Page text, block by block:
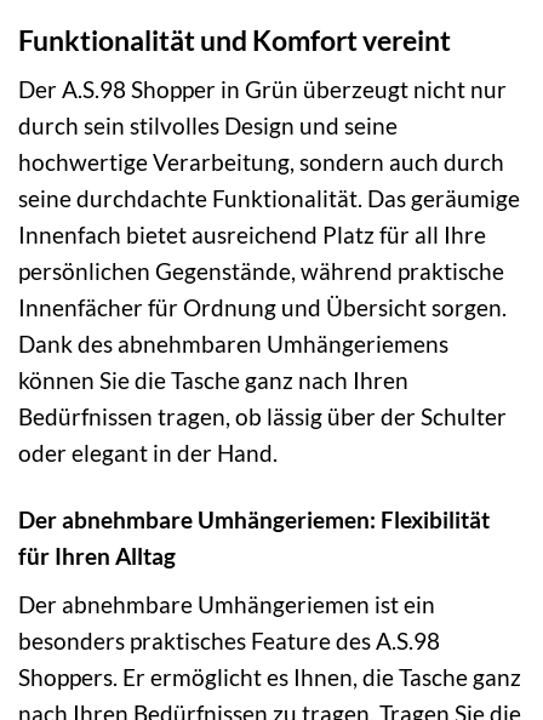
Funktionalität und Komfort vereint
Der A.S.98 Shopper in Grün überzeugt nicht nur
durch sein stilvolles Design und seine
hochwertige Verarbeitung, sondern auch durch
seine durchdachte Funktionalität. Das geräumige
Innenfach bietet ausreichend Platz für all Ihre
persönlichen Gegenstände, während praktische
Innenfächer für Ordnung und Übersicht sorgen.
Dank des abnehmbaren Umhängeriemens
können Sie die Tasche ganz nach Ihren
Bedürfnissen tragen, ob lässig über der Schulter
oder elegant in der Hand.
Der abnehmbare Umhängeriemen: Flexibilität
für Ihren Alltag
Der abnehmbare Umhängeriemen ist ein
besonders praktisches Feature des A.S.98
Shoppers. Er ermöglicht es Ihnen, die Tasche ganz
nach Ihren Bedürfnissen zu tragen. Tragen Sie die